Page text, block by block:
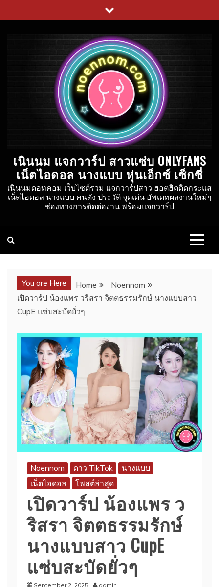
to
เนินนม แจกวาร์ป สาวแซ่บ ONLYFANS
เน็ตไอดอล นางแบบ หุ่นเอ็กซ์ เซ็กซี่
เนินนมดอทคอม เว็บไซต์รวม แจกวาร์ปสาว ฮอตฮิตติดกระแส
เน็ตไอดอล นางแบบ คนดัง ประวัติ จุดเด่น อัพเดทผลงานใหม่ๆ
ช่องทางการติดต่องาน พร้อมแจกวาร์ป
You are Here Home
Noennom
เปิดวาร์ป น้องแพร วริสรา จิตตธรรมรักษ์ นางแบบสาว
CupE แซ่บสะบัดยั่วๆ
Noennom ดาว TikTok
นางแบบ
เน็ตไอดอล
โพสต์ล่าสุด
เปิดวาร์ป น้องแพร ว
ริสรา จิตตธรรมรักษ์
นางแบบสาว CupE
แซ่บสะบัดยั่วๆ
September 2, 2025 admin